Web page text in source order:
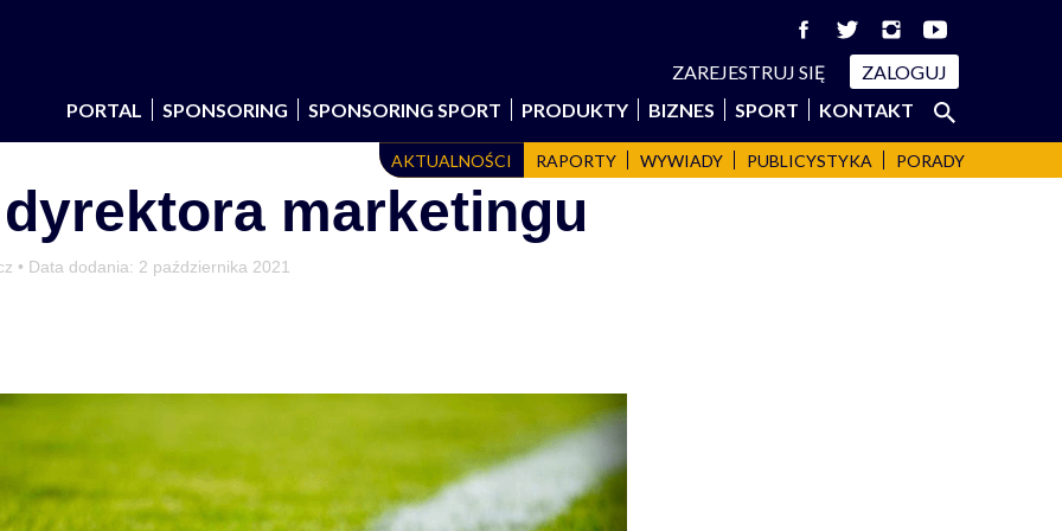
ZAREJESTRUJ SIĘ
ZALOGUJ
PORTAL
SPONSORING SPONSORING SPORT PRODUKTY BIZNES SPORT KONTAKT Szukaj:
SZUKAJ
AKTUALNOŚCI RAPORTY WYWIADY PUBLICYSTYKA PORADY
marketingu
• Data dodania: 2 października 2021